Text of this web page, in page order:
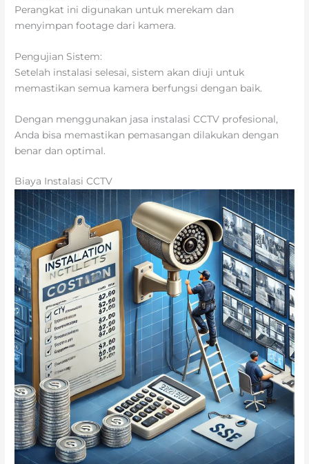
Perangkat ini digunakan untuk merekam dan
menyimpan footage dari kamera.
Pengujian Sistem:
Setelah instalasi selesai, sistem akan diuji untuk
memastikan semua kamera berfungsi dengan baik.
Dengan menggunakan jasa instalasi CCTV profesional,
Anda bisa memastikan pemasangan dilakukan dengan
benar dan optimal.
Biaya Instalasi CCTV